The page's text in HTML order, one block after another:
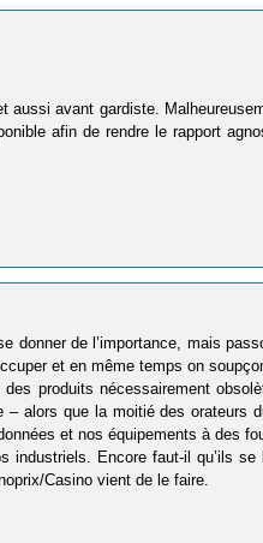
avant gardiste.
afin de rendre le rapport
donner de l’importance, mais
et en même temps on
produits nécessairement
alors que la moitié des orateurs
et nos équipements à des
Encore faut-il qu’ils se
Casino vient de le faire.